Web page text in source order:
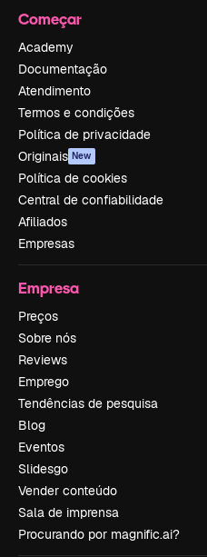
Começar
Academy
Documentação
Atendimento
Termos e condições
Política de privacidade
Originais New
Política de cookies
Central de confiabilidade
Afiliados
Empresas
Empresa
Preços
Sobre nós
Reviews
Emprego
Tendências de pesquisa
Blog
Eventos
Slidesgo
Vender conteúdo
Sala de imprensa
Procurando por magnific.ai?